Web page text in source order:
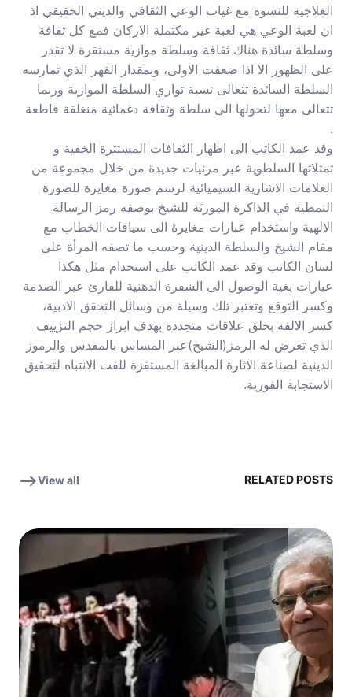
العلاجية للنسوة مع غياب الوعي الثقافي والديني الحقيقي اذ
ان لعبة الوعي هي لعبة غير مكتملة الاركان فمع كل ثقافة
وسلطة سائدة هناك ثقافة وسلطة موازية مستقرة لا تقدر
على الظهور الا اذا ضعفت الاولى، وبمقدار القهر الذي تمارسه
السلطة السائدة تتعالى نسبة تواري السلطة الموازية وربما
تتعالى معها لتحولها الى سلطة وثقافة دغمائية منغلقة قاطعة
.
وقد عمد الكاتب الى اظهار الثقافات المستترة الخفية و
تمثلاتها السلطوية عبر مرئيات جديدة من خلال مجموعة من
العلامات الاشارية السيميائية لرسم صورة مغايرة للصورة
النمطية في الذاكرة المورثة للشيخ بوصفه رمز الرسالة
الالهية واستخدام عبارات مغايرة الى سياقات الخطاب مع
مقام الشيخ والسلطة الدينية وحسب ما تصفه المرأة على
لسان الكاتب وقد عمد الكاتب على استخدام مثل هكذا
عبارات بغية الوصول الى الشفرة الذهنية للقارئ عبر الصدمة
وكسر التوقع وتعتبر تلك وسيلة من وسائل التحقق الادبية،
كسر الالفة بخلق علاقات متجددة بهدف ابراز حجم التزييف
الذي تعرض له الرمز(الشيخ)عبر المساس بالمقدس والرموز
الدينية لصناعة الاثارة المبالغة المستفزة للفت الانتباه لتحقيق
الاستجابة الفورية.
RELATED POSTS
View all